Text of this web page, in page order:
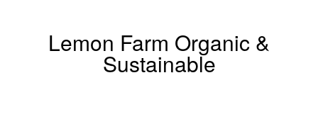
Lemon Farm Organic &
Sustainable